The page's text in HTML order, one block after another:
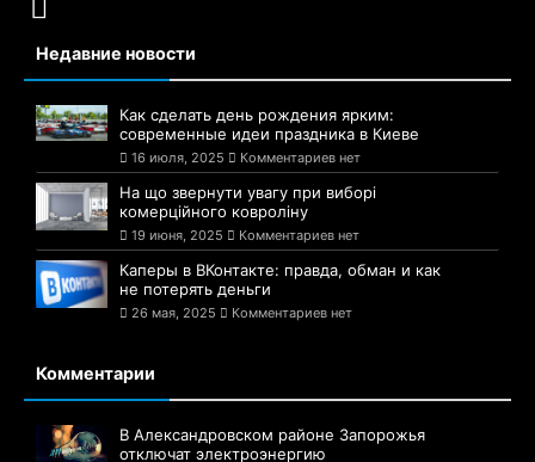
Недавние новости
Как сделать день рождения ярким:
современные идеи праздника в Киеве
16 июля, 2025 Комментариев нет
На що звернути увагу при виборі
комерційного ковроліну
19 июня, 2025 Комментариев нет
Каперы в ВКонтакте: правда, обман и как
не потерять деньги
26 мая, 2025 Комментариев нет
Комментарии
В Александровском районе Запорожья
отключат электроэнергию